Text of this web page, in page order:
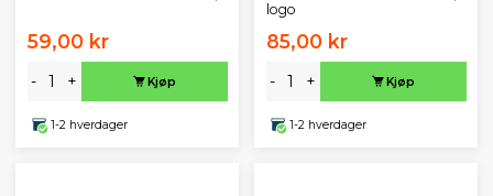
59,00 kr
- + Kjøp
1-2 hverdager
logo
85,00 kr
- + Kjøp
1-2 hverdager